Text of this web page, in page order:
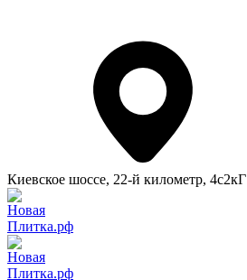
Киевское шоссе, 22-й километр, 4с2кГ